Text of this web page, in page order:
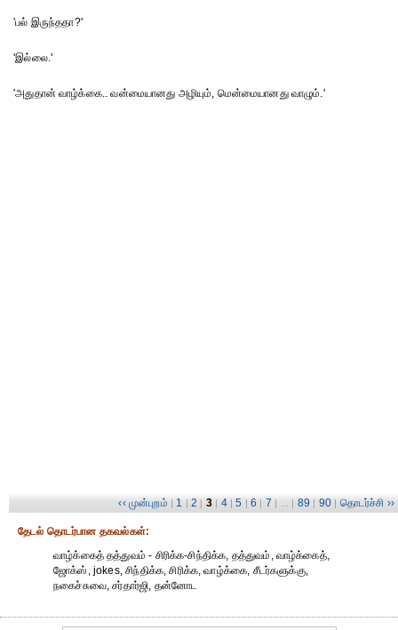
'பல் இருந்ததா?'
'இல்லை.'
'அதுதான் வாழ்க்கை.. வன்மையானது அழியும், மென்மையானது வாழும்.'
‹‹ முன்புறம் | 1 | 2 | 3 | 4 | 5 | 6 | 7 | ... | 89 | 90 | தொடர்ச்சி ››
தேட‌ல் தொட‌ர்பான தகவ‌ல்க‌ள்:
வாழ்க்கைத் தத்துவம் - சிரிக்க-சிந்திக்க, தத்துவம், வாழ்க்கைத்,
ஜோக்ஸ், jokes, சிந்திக்க, சிரிக்க, வாழ்க்கை, சீடர்களுக்கு,
நகைச்சுவை, சர்தார்ஜி, தன்னோட